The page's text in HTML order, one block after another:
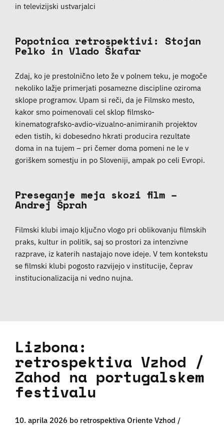
in televizijski ustvarjalci
Popotnica retrospektivi: Stojan
Pelko in Vlado Škafar
Zdaj, ko je prestolnično leto že v polnem teku, je mogoče
nekoliko lažje primerjati posamezne discipline oziroma
sklope programov. Upam si reči, da je Filmsko mesto,
kakor smo poimenovali cel sklop filmsko-
kinematografsko-avdio-vizualno-animiranih projektov
eden tistih, ki dobesedno hkrati producira rezultate
doma in na tujem – pri čemer doma pomeni ne le v
goriškem somestju in po Sloveniji, ampak po celi Evropi.
Preseganje meja skozi film –
Andrej Šprah
Filmski klubi imajo ključno vlogo pri oblikovanju filmskih
praks, kultur in politik, saj so prostori za intenzivne
razprave, iz katerih nastajajo nove ideje. V tem kontekstu
se filmski klubi pogosto razvijejo v institucije, čeprav
institucionalizacija ni vedno nujna.
Lizbona:
retrospektiva Vzhod /
Zahod na portugalskem
festivalu
10. aprila 2026 bo retrospektiva Oriente Vzhod /